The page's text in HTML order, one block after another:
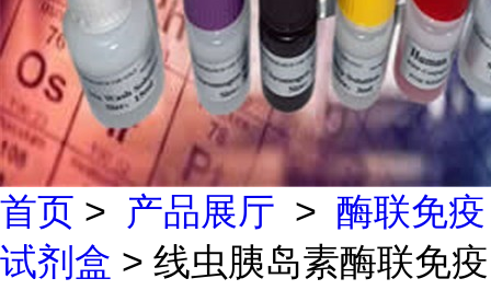
首页 > 产品展厅 > 酶联免疫
试剂盒 > 线虫胰岛素酶联免疫